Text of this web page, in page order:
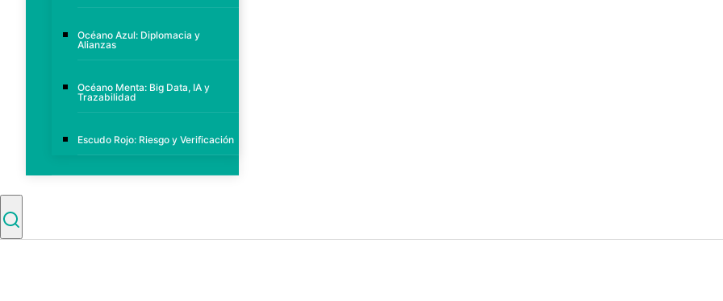
Océano Azul: Diplomacia y
Alianzas
Océano Menta: Big Data, IA y
Trazabilidad
Escudo Rojo: Riesgo y Verificación